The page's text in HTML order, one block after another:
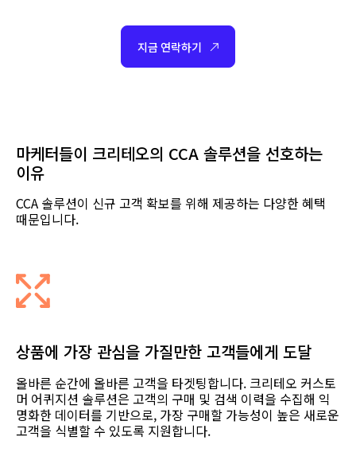
지금 연락하기
마케터들이 크리테오의 CCA 솔루션을 선호하는
이유
CCA 솔루션이 신규 고객 확보를 위해 제공하는 다양한 혜택
때문입니다.
상품에 가장 관심을 가질만한 고객들에게 도달
올바른 순간에 올바른 고객을 타겟팅합니다. 크리테오 커스토
머 어퀴지션 솔루션은 고객의 구매 및 검색 이력을 수집해 익
명화한 데이터를 기반으로, 가장 구매할 가능성이 높은 새로운
고객을 식별할 수 있도록 지원합니다.